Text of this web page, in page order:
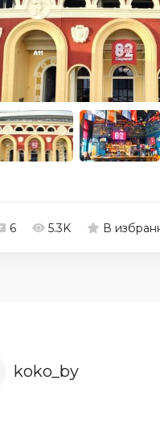
6 5.3K В
koko_by